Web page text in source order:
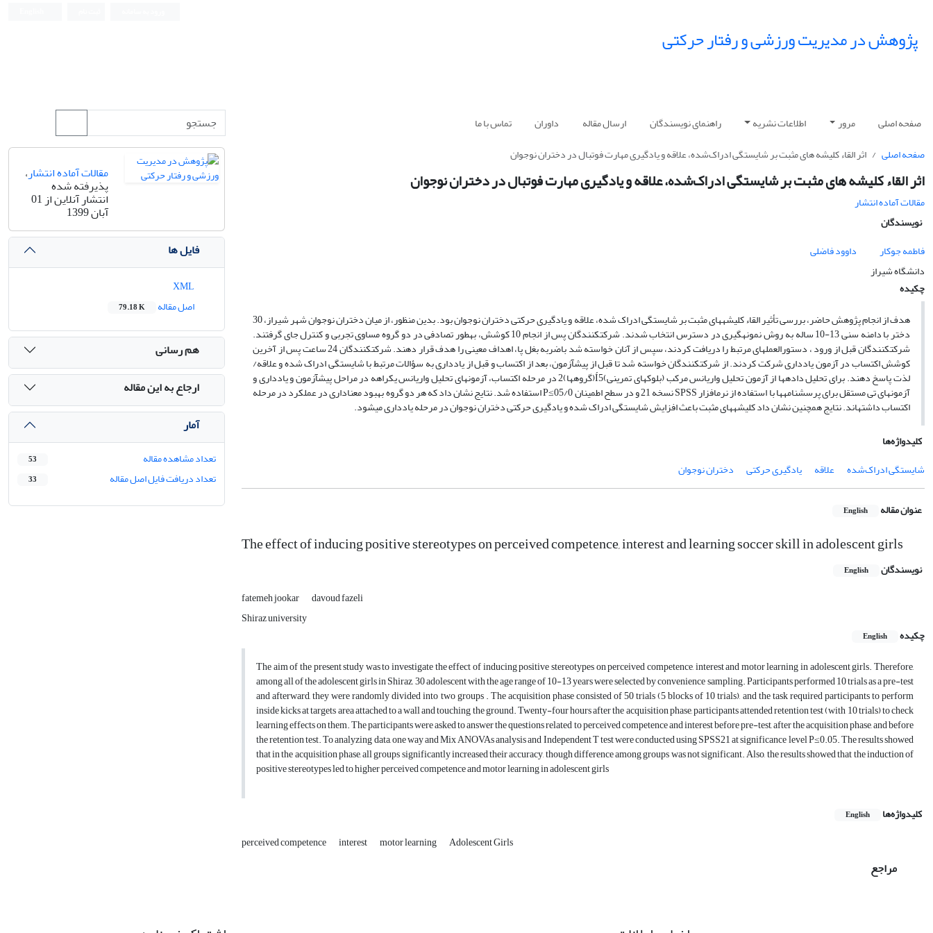
پژوهش در مدیریت ورزشی و رفتار حرکتی
صفحه اصلی مرور اطلاعات نشریه راهنمای نویسندگان ارسال مقاله داوران
تماس با ما
صفحه اصلی
اثر القاء کلیشه ‌های مثبت بر شایستگی ادراک‌شده، علاقه و یادگیری مهارت فوتبال در دختران نوجوان
اثر القاء کلیشه ‌های مثبت بر شایستگی ادراک‌شده، علاقه و یادگیری مهارت فوتبال در دختران نوجوان
مقالات آماده انتشار
نویسندگان
فاطمه جوکار
داوود فاضلی
دانشگاه شیراز
چکیده
هدف از انجام پژوهش حاضر، بررسی تأثیر القاء کلیشه‏های مثبت بر شایستگی ادراک شده، علاقه و یادگیری حرکتی دختران نوجوان بود. بدین منظور، از میان دختران نوجوان شهر شیراز، 30
دختر با دامنه سنی 13-10 ساله به روش نمونه‏گیری در دسترس انتخاب شدند. شرکت‏کنندگان پس از انجام 10 کوشش، به‏طور تصادفی در دو گروه مساوی تجربی و کنترل جای گرفتند.
شرکت‏کنندگان قبل از ورود ، دستورالعمل‏های مرتبط را دریافت کردند، سپس از آنان خواسته شد باضربه بغل پا، اهداف معینی را هدف قرار دهند. شرکت‏کنندگان 24 ساعت پس از آخرین
کوشش‏ اکتساب در آزمون یادداری شرکت کردند. از شرکت‏کنندگان خواسته شد تا قبل از پیش‏آزمون، بعد از اکتساب و قبل از یادداری به سؤالات مرتبط با شایستگی ادراک شده و علاقه/
لذت پاسخ دهند. برای تحلیل داده‏ها از آزمون تحلیل واریانس مرکب (بلوک‏های تمرینی)5 Í (گروه‏ها)2 در مرحله اکتساب، آزمون‏های تحلیل واریانس یک‏راهه در مراحل پیش‏آزمون و یادداری و
آزمون‏های تی مستقل برای پرسش‏نامه‏ها با استفاده از نرم‏افزارSPSSنسخه 21 و در سطح اطمینان 05/0≥ Pاستفاده شد. نتایج نشان داد که هر دو گروه بهبود معناداری در عملکرد در مرحله
اکتساب داشته‏اند. نتایج همچنین نشان داد کلیشه‏های مثبت باعث افزایش شایستگی ادراک شده و یادگیری حرکتی دختران نوجوان در مرحله یادداری می‏شود.
کلیدواژه‌ها
شایستگی ادراک‌شده
علاقه یادگیری حرکتی دختران نوجوان
عنوان مقاله English
The effect of inducing positive stereotypes on perceived competence, interest and learning soccer skill in adolescent girls
نویسندگان English
fatemeh jookar
davoud fazeli
Shiraz university
چکیده
English
The aim of the present study was to investigate the effect of inducing positive stereotypes on perceived competence, interest and motor learning in adolescent girls. Therefore,
among all of the adolescent girls in Shiraz, 30 adolescent with the age range of 10-13 years were selected by convenience sampling. Participants performed 10 trials as a pre-test
and afterward, they were randomly divided into two groups . The acquisition phase consisted of 50 trials (5 blocks of 10 trials), and the task required participants to perform
inside kicks at targets area attached to a wall and touching the ground. Twenty-four hours after the acquisition phase, participants attended retention test (with 10 trials) to check
learning effects on them. The participants were asked to answer the questions related to perceived competence and interest before pre-test, after the acquisition phase, and before
the retention test. To analyzing data, one way and Mix ANOVAs analysis and Independent T test were conducted using SPSS21 at significance level P≤0.05. The results showed
that in the acquisition phase, all groups significantly increased their accuracy, though difference among groups was not significant. Also, the results showed that the induction of
positive stereotypes led to higher perceived competence and motor learning in adolescent girls
کلیدواژه‌ها English
perceived competence interest motor learning Adolescent Girls
مراجع
مقالات آماده انتشار،
پذیرفته شده
انتشار آنلاین از 01
آبان 1399
فایل ها
اصل مقاله
79.18 K
هم رسانی
ارجاع به این مقاله
آمار
تعداد مشاهده مقاله 53
تعداد دریافت فایل اصل مقاله 33